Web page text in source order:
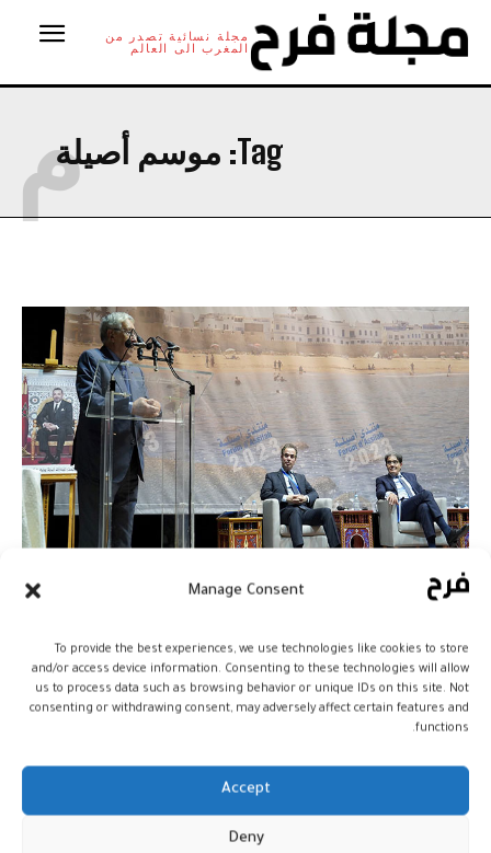
Manage Consent
To provide the best experiences, we use technologies like cookies to store
and/or access device information. Consenting to these technologies will allow
us to process data such as browsing behavior or unique IDs on this site. Not
consenting or withdrawing consent, may adversely affect certain features and
functions.
Accept
Deny
مجلة نسائية تصدر من
المغرب الى العالم
Tag: موسم أصيلةم
أساسي في دعم تنمية الدول العربية
المغرب 20 أكتوبر، 2023